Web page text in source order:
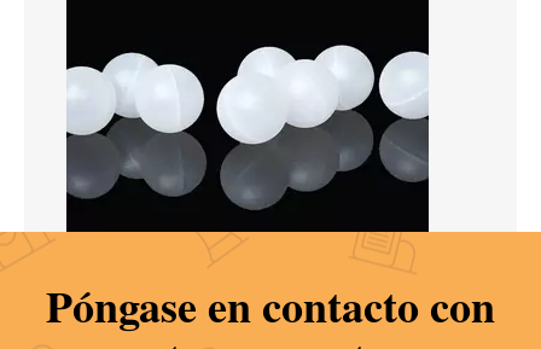
Venta Al Por Mayor De Etiqueta Privada
Multiusos PP PE Roll on Bottle Proveedores
Póngase en contacto con